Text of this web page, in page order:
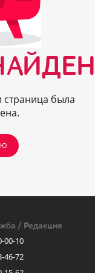
была
/ Редакция
00-10
46-72